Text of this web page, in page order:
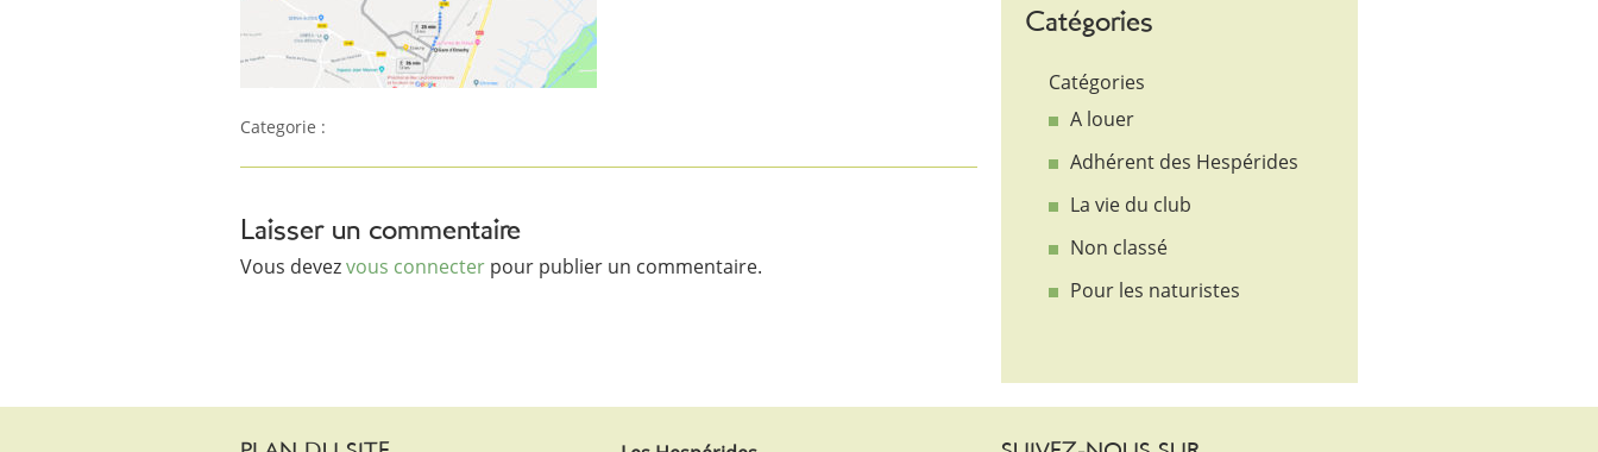
Categorie :
Laisser un commentaire
Vous devezvous connecter pour publier un commentaire.
Catégories
Catégories
A louer
Adhérent des Hespérides
La vie du club
Non classé
Pour les naturistes